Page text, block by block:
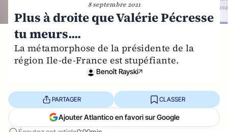
8 septembre 2021
Plus à droite que Valérie Pécresse
tu meurs....
La métamorphose de la présidente de la
région Ile-de-France est stupéfiante.
Benoît Rayski
PARTAGER CLASSER
Ajouter Atlantico en favori sur Google